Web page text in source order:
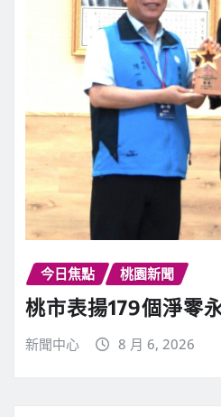
今日焦點 桃園新聞
桃市表揚179個淨零
新聞中心 8 月 6, 2026